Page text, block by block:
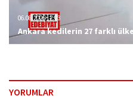
06.08.2026 12:23
Ankara kedilerin 27 farklı
YORUMLAR